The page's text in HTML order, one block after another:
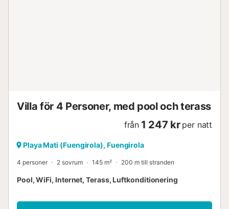
Villa för 4 Personer, med pool och terass
från 1 247 kr per natt
Playa Mati (Fuengirola), Fuengirola
4 personer 2 sovrum 145 m² 200 m till stranden
Pool, WiFi, Internet, Terass, Luftkonditionering